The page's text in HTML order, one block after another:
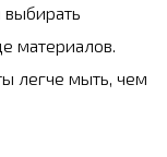
материалов.
легче мыть, чем